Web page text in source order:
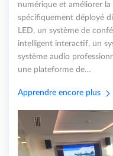
numérique et améliorer
spécifiquement déployé
LED, un système de
intelligent interactif, un
système audio
une plateforme de…
Apprendre encore plus